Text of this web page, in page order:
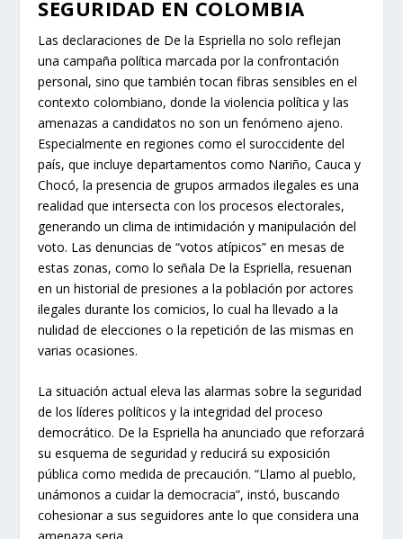
SEGURIDAD EN COLOMBIA
Las declaraciones de De la Espriella no solo reflejan
una campaña política marcada por la confrontación
personal, sino que también tocan fibras sensibles en el
contexto colombiano, donde la violencia política y las
amenazas a candidatos no son un fenómeno ajeno.
Especialmente en regiones como el suroccidente del
país, que incluye departamentos como Nariño, Cauca y
Chocó, la presencia de grupos armados ilegales es una
realidad que intersecta con los procesos electorales,
generando un clima de intimidación y manipulación del
voto. Las denuncias de “votos atípicos” en mesas de
estas zonas, como lo señala De la Espriella, resuenan
en un historial de presiones a la población por actores
ilegales durante los comicios, lo cual ha llevado a la
nulidad de elecciones o la repetición de las mismas en
varias ocasiones.
La situación actual eleva las alarmas sobre la seguridad
de los líderes políticos y la integridad del proceso
democrático. De la Espriella ha anunciado que reforzará
su esquema de seguridad y reducirá su exposición
pública como medida de precaución. “Llamo al pueblo,
unámonos a cuidar la democracia”, instó, buscando
cohesionar a sus seguidores ante lo que considera una